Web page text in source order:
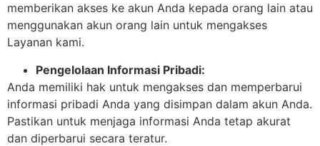
memberikan akses ke akun Anda kepada orang lain atau
menggunakan akun orang lain untuk mengakses
Layanan kami.
Pengelolaan Informasi Pribadi:
Anda memiliki hak untuk mengakses dan memperbarui
informasi pribadi Anda yang disimpan dalam akun Anda.
Pastikan untuk menjaga informasi Anda tetap akurat
dan diperbarui secara teratur.